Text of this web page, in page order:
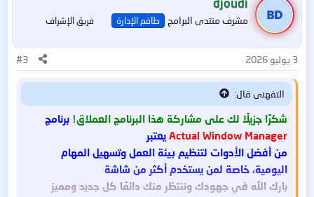
ا
ع
ا
ت
:
djoudi
مشرف منتدى البرامج طاقم الإدارة فريق الإشراف
3 يوليو 2026 #3
التفهنى قال:
شكرًا جزيلًا لك على مشاركة هذا البرنامج العملاق! برنامج
Actual Window Manager يعتبر
من أفضل الأدوات لتنظيم بيئة العمل وتسهيل المهام
اليومية، خاصة لمن يستخدم أكثر من شاشة
بارك الله في جهودك وننتظر منك دائمًا كل جديد ومميز